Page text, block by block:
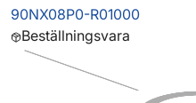
90NX08P0-R01000
Beställningsvara